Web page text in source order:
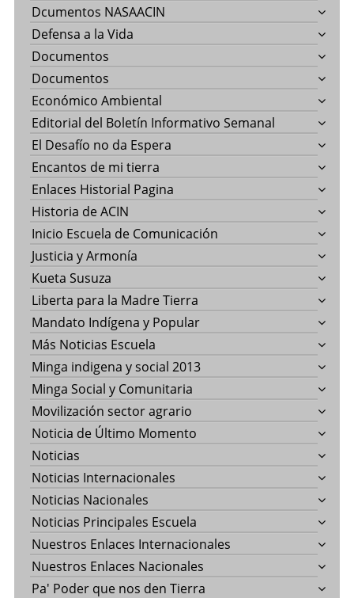
Dcumentos NASAACIN
Defensa a la Vida
Documentos
Documentos
Económico Ambiental
Editorial del Boletín Informativo Semanal
El Desafío no da Espera
Encantos de mi tierra
Enlaces Historial Pagina
Historia de ACIN
Inicio Escuela de Comunicación
Justicia y Armonía
Kueta Susuza
Liberta para la Madre Tierra
Mandato Indígena y Popular
Más Noticias Escuela
Minga indigena y social 2013
Minga Social y Comunitaria
Movilización sector agrario
Noticia de Último Momento
Noticias
Noticias Internacionales
Noticias Nacionales
Noticias Principales Escuela
Nuestros Enlaces Internacionales
Nuestros Enlaces Nacionales
Pa' Poder que nos den Tierra